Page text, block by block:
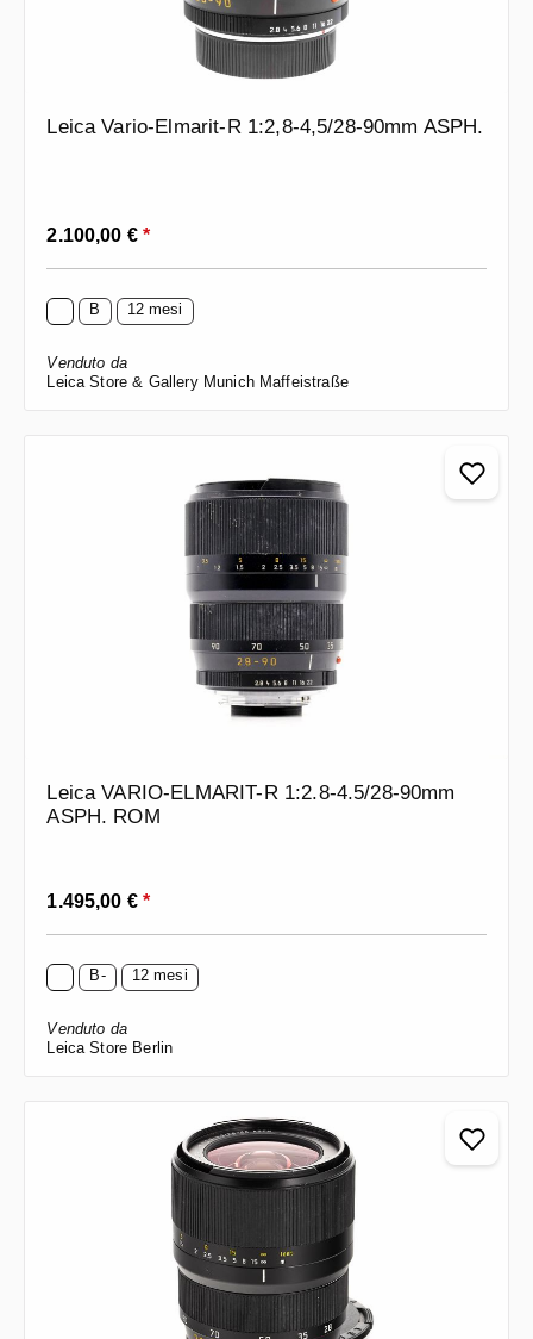
Leica Vario-Elmarit-R 1:2,8-4,5/28-90mm ASPH.
Prezzo normale:
2.100,00 €*
B 12 mesi
Venduto da
Leica Store & Gallery Munich Maffeistraße
Leica VARIO-ELMARIT-R 1:2.8-4.5/28-90mm
ASPH. ROM
Prezzo normale:
1.495,00 €*
B- 12 mesi
Venduto da
Leica Store Berlin